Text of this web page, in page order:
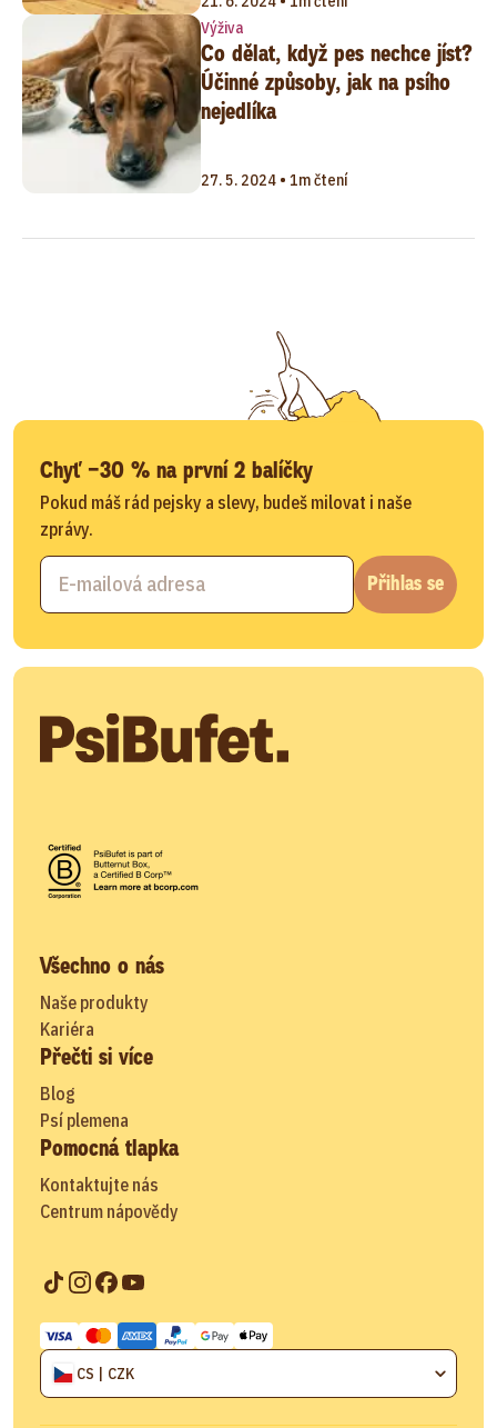
Výživa
Co dělat, když pes nechce jíst?
Účinné způsoby, jak na psího
nejedlíka
27. 5. 2024 • 1m čtení
Chyť −30 % na první 2 balíčky
Pokud máš rád pejsky a slevy, budeš milovat i naše
zprávy.
Přihlas se
Všechno o nás
Naše produkty
Kariéra
Přečti si více
Blog
Psí plemena
Pomocná tlapka
Kontaktujte nás
Centrum nápovědy
CS | CZK